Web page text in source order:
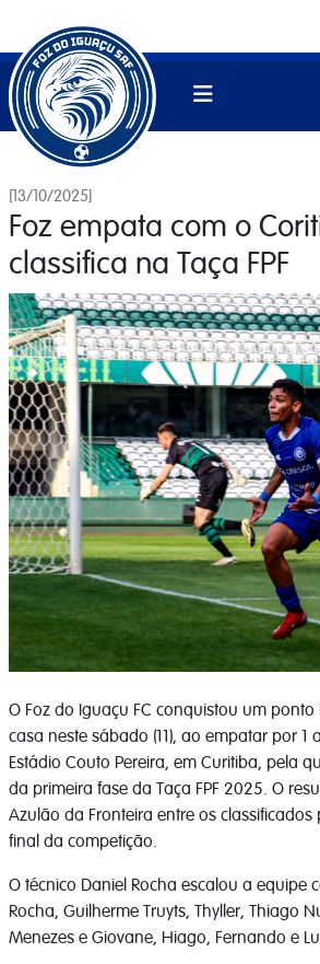
[13/10/2025]
Foz empata com o
classifica na Taça FPF
O Foz do Iguaçu FC conquistou um
casa neste sábado (11), ao empatar por 1
Estádio Couto Pereira, em Curitiba, pela
da primeira fase da Taça FPF 2025. O
Azulão da Fronteira entre os
final da competição.
O técnico Daniel Rocha escalou a equipe
Rocha, Guilherme Truyts, Thyller, Thiago
Menezes e Giovane, Hiago, Fernando e